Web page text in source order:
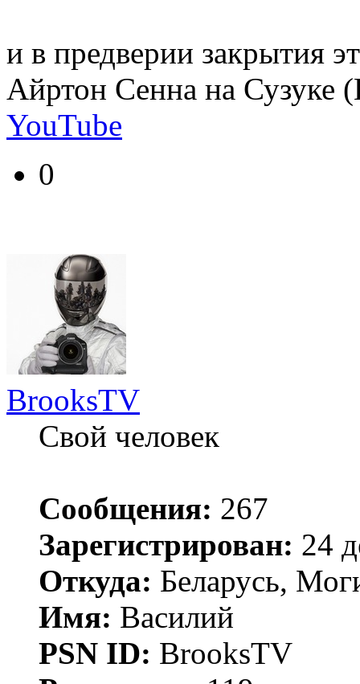
и в предверии закрытия
Айртон Сенна на Сузуке
YouTube
0
BrooksTV
Свой человек
Сообщения: 267
Зарегистрирован: 24
Откуда: Беларусь,
Имя: Василий
PSN ID: BrooksTV